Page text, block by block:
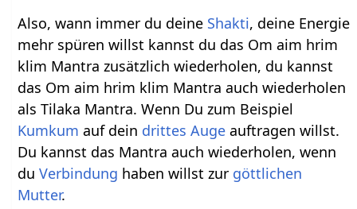
Also, wann immer du deine Shakti, deine Energie
mehr spüren willst kannst du das Om aim hrim
klim Mantra zusätzlich wiederholen, du kannst
das Om aim hrim klim Mantra auch wiederholen
als Tilaka Mantra. Wenn Du zum Beispiel
Kumkum auf dein drittes Auge auftragen willst.
Du kannst das Mantra auch wiederholen, wenn
duVerbindung haben willst zur göttlichen
Mutter.